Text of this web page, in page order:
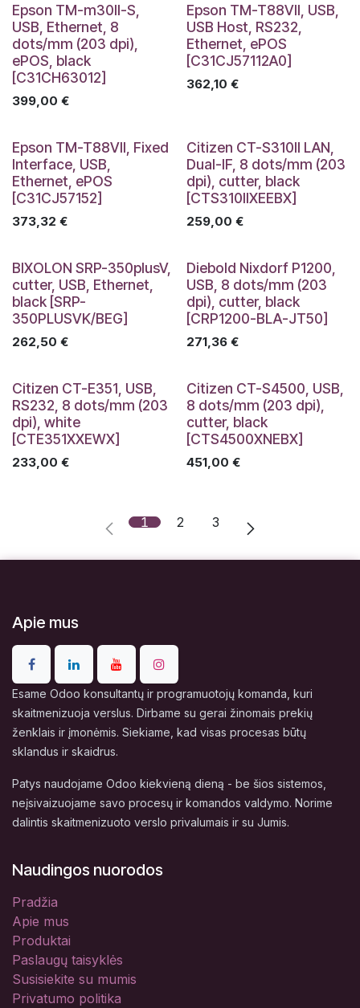
Epson TM-m30II-S,
USB, Ethernet, 8
dots/mm (203 dpi),
ePOS, black
[C31CH63012]
399,00 €
Epson TM-T88VII, USB,
USB Host, RS232,
Ethernet, ePOS
[C31CJ57112A0]
362,10 €
Epson TM-T88VII, Fixed
Interface, USB,
Ethernet, ePOS
[C31CJ57152]
373,32 €
Citizen CT-S310II LAN,
Dual-IF, 8 dots/mm (203
dpi), cutter, black
[CTS310IIXEEBX]
259,00 €
BIXOLON SRP-350plusV,
cutter, USB, Ethernet,
black [SRP-
350PLUSVK/BEG]
262,50 €
Diebold Nixdorf P1200,
USB, 8 dots/mm (203
dpi), cutter, black
[CRP1200-BLA-JT50]
271,36€
Citizen CT-E351, USB,
RS232, 8 dots/mm (203
dpi), white
[CTE351XXEWX]
233,00 €
Citizen CT-S4500, USB,
8 dots/mm (203 dpi),
cutter, black
[CTS4500XNEBX]
451,00 €
1 2 3
Apie mus
Esame Odoo konsultantų ir programuotojų komanda, kuri
skaitmenizuoja verslus. Dirbame su gerai žinomais prekių
ženklais ir įmonėmis. Siekiame, kad visas procesas būtų
sklandus ir skaidrus.
Patys naudojame Odoo kiekvieną dieną - be šios sistemos,
neįsivaizuojame savo procesų ir komandos valdymo. Norime
dalintis skaitmenizuoto verslo privalumais ir su Jumis.
Naudingos nuorodos
Pradžia
Apie mus
Produktai
Paslaugų taisyklės
Susisiekite su mumis
Privatumo politika